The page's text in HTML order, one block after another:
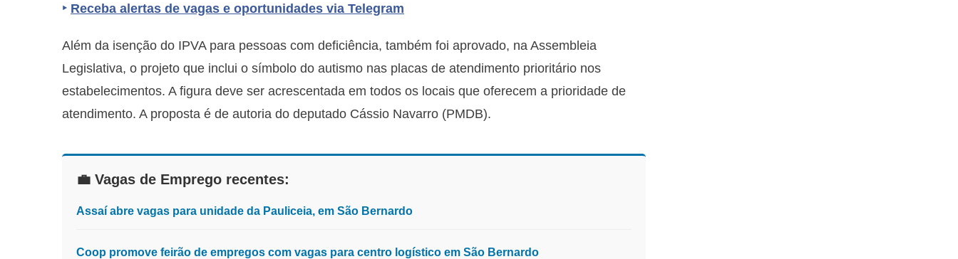
‣ Receba alertas de vagas e oportunidades via Telegram
Além da isenção do IPVA para pessoas com deficiência, também foi aprovado, na Assembleia
Legislativa, o projeto que inclui o símbolo do autismo nas placas de atendimento prioritário nos
estabelecimentos. A figura deve ser acrescentada em todos os locais que oferecem a prioridade de
atendimento. A proposta é de autoria do deputado Cássio Navarro (PMDB).
💼 Vagas de Emprego recentes:
Assaí abre vagas para unidade da Pauliceia, em São Bernardo
Coop promove feirão de empregos com vagas para centro logístico em São Bernardo